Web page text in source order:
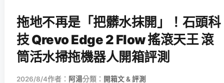
拖地不再是「把髒水抹開」！石頭科
技 Qrevo Edge 2 Flow 搖滾天王 滾
筒活水掃拖機器人開箱評測
2026/8/4作者： 阿湯分類： 開箱文 & 評測